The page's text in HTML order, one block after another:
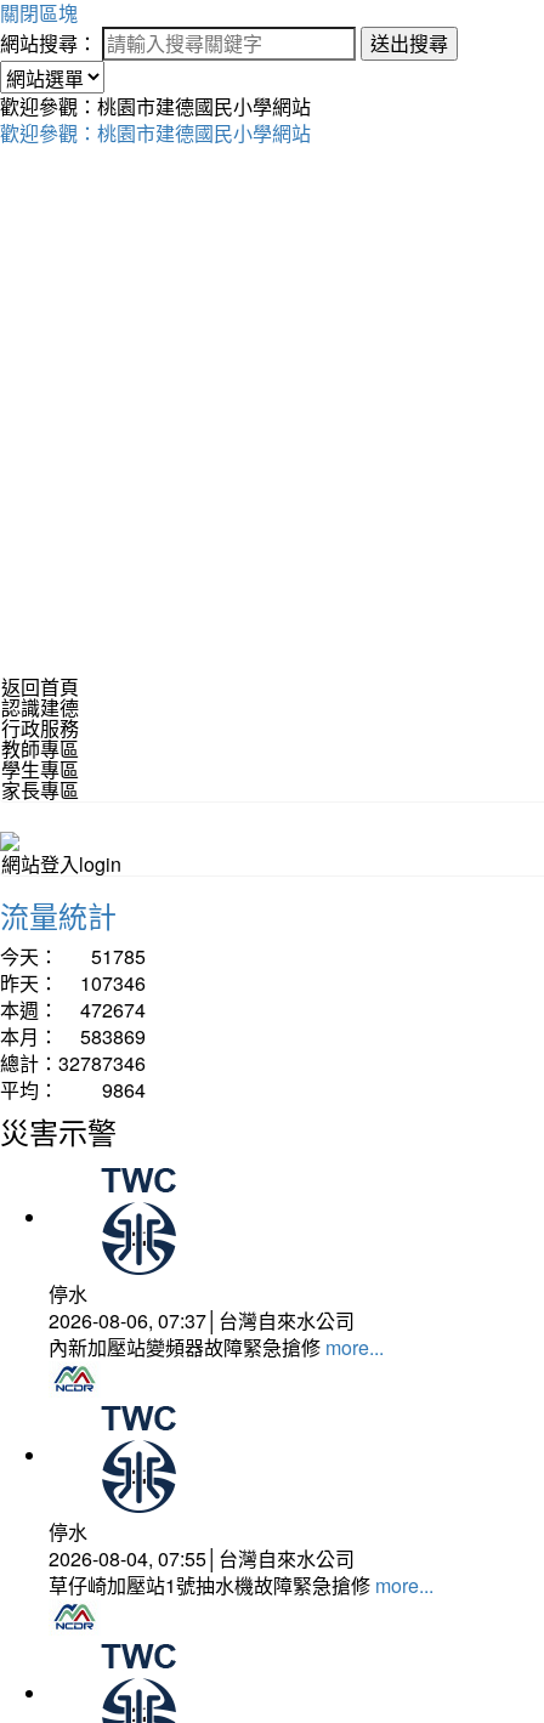
關閉區塊
網站搜尋：
送出搜尋
歡迎參觀：桃園市建德國民小學網站
歡迎參觀：桃園市建德國民小學網站
返回首頁
認識建德
行政服務
教師專區
學生專區
家長專區
網站登入login
流量統計
今天：
51785
昨天：
107346
本週：
472674
本月：
583869
總計： 32787346
平均：
9864
災害示警
停水
2026-08-06, 07:37│台灣自來水公司
內新加壓站變頻器故障緊急搶修 more...
停水
2026-08-04, 07:55│台灣自來水公司
草仔崎加壓站1號抽水機故障緊急搶修 more...